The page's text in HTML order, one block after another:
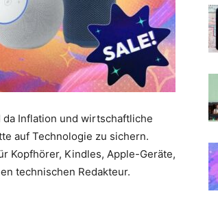
Inflation und wirtschaftliche
auf Technologie zu sichern.
Kopfhörer, Kindles, Apple-Geräte,
technischen Redakteur.